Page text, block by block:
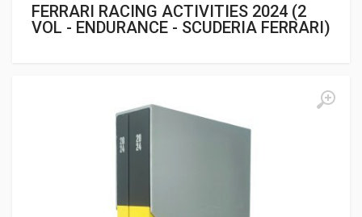
FERRARI RACING ACTIVITIES 2024 (2
VOL - ENDURANCE - SCUDERIA FERRARI)